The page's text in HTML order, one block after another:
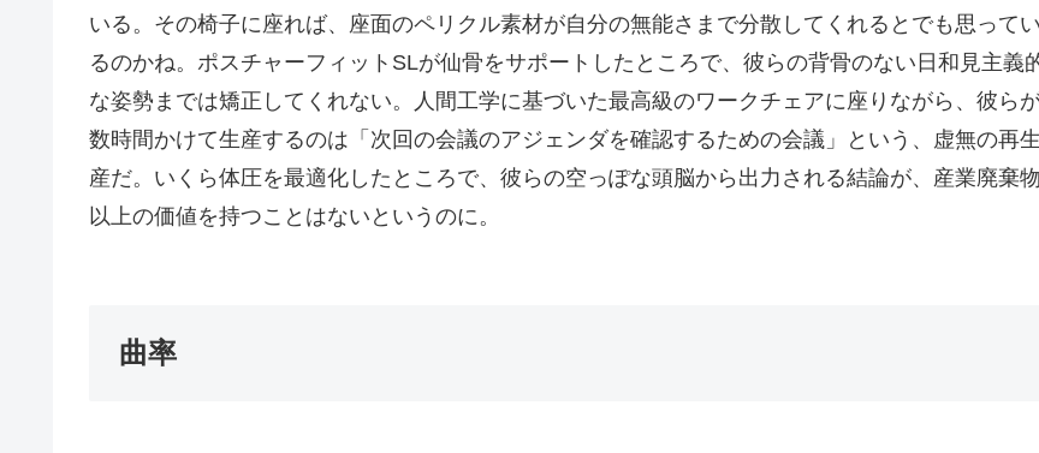
いる。その椅子に座れば、座面のペリクル素材が自分の無能さまで分散してくれるとでも思ってい
るのかね。ポスチャーフィットSLが仙骨をサポートしたところで、彼らの背骨のない日和見主義
な姿勢までは矯正してくれない。人間工学に基づいた最高級のワークチェアに座りながら、彼ら
数時間かけて生産するのは「次回の会議のアジェンダを確認するための会議」という、虚無の再生
産だ。いくら体圧を最適化したところで、彼らの空っぽな頭脳から出力される結論が、産業廃棄物
以上の価値を持つことはないというのに。
曲率